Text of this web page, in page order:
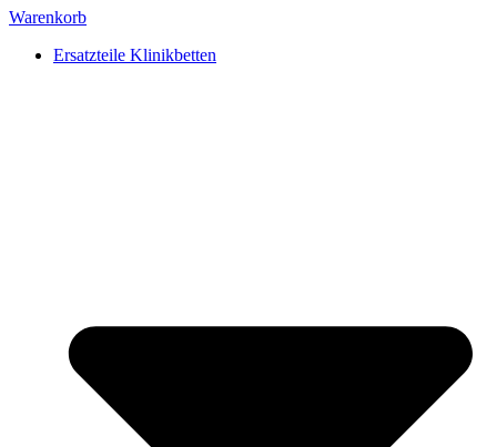
Warenkorb
Ersatzteile Klinikbetten